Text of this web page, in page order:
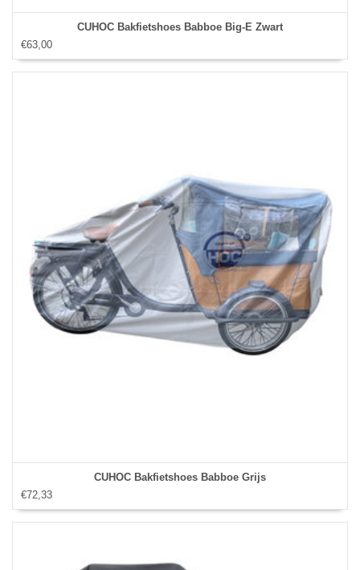
CUHOC Bakfietshoes Babboe Big-E Zwart
€63,00
CUHOC Bakfietshoes Babboe Grijs
€72,33